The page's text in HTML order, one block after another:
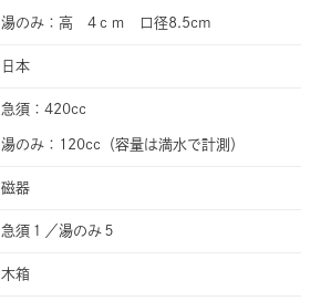
湯のみ：高 4ｃｍ 口径8.5cm
日本
急須：420cc
湯のみ：120cc（容量は満水で計測）
磁器
急須１／湯のみ５
木箱